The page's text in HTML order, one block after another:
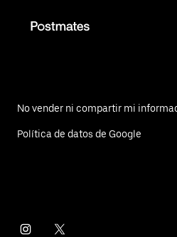
No vender ni compartir mi
Política de datos de Google